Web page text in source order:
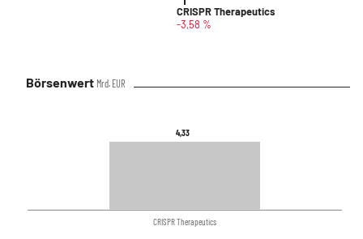
CRISPR Therapeutics
-3,58 %
Börsenwert Mrd. EUR
4,33
4,33
CRISPR Therapeutics